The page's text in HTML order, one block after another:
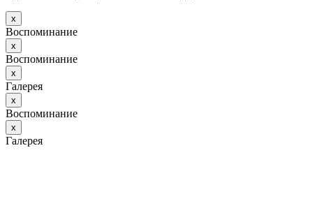
х
Воспоминание
х
Воспоминание
х
Галерея
х
Воспоминание
х
Галерея